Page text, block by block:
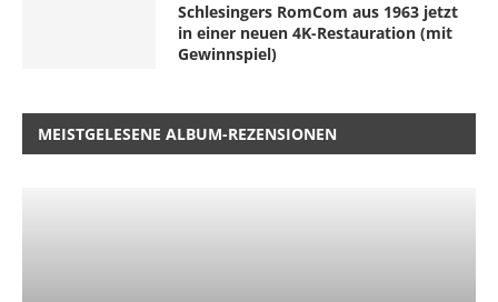
Schlesingers RomCom aus 1963 jetzt
in einer neuen 4K-Restauration (mit
Gewinnspiel)
MEISTGELESENE ALBUM-REZENSIONEN